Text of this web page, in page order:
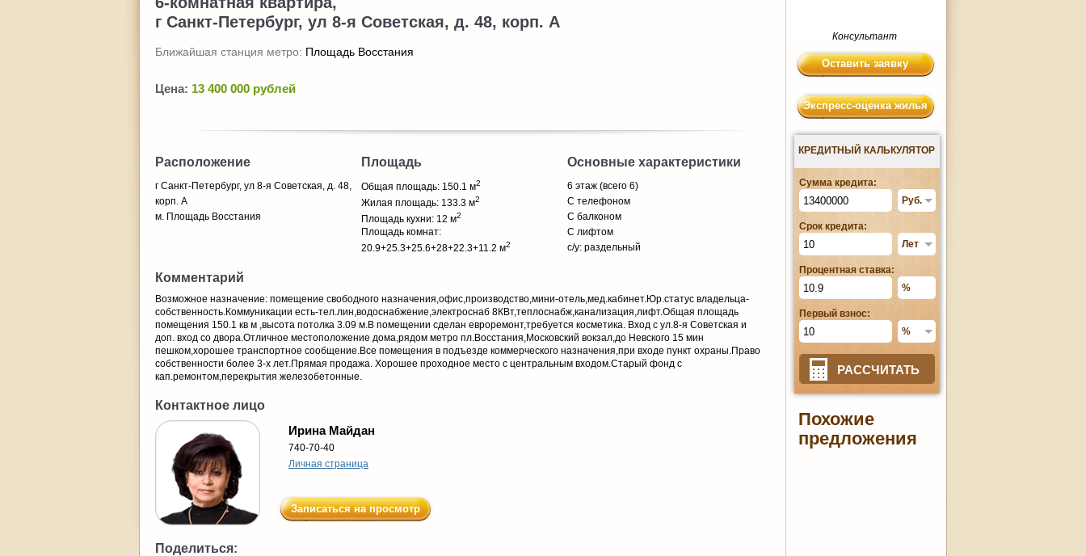
г Санкт-Петербург, ул 8-я Советская, д. 48, корп. А
Ближайшая станция метро: Площадь Восстания
Цена: 13 400 000 рублей
Расположение
г Санкт-Петербург, ул 8-я Советская, д. 48,
корп. А
м. Площадь Восстания
Площадь
Общая площадь: 150.1 м2
Жилая площадь: 133.3 м2
Площадь кухни: 12 м2
Площадь комнат:
20.9+25.3+25.6+28+22.3+11.2 м2
Основные характеристики
6 этаж (всего 6)
С телефоном
С балконом
С лифтом
с/у: раздельный
Комментарий
Возможное назначение: помещение свободного назначения,офис,производство,мини-отель,мед.кабинет.Юр.статус владельца-
собственность.Коммуникации есть-тел.лин,водоснабжение,электроснаб 8КВт,теплоснабж,канализация,лифт.Общая площадь
помещения 150.1 кв м ,высота потолка 3.09 м.В помещении сделан евроремонт,требуется косметика. Вход с ул.8-я Советская и
доп. вход со двора.Отличное местоположение дома,рядом метро пл.Восстания,Московский вокзал,до Невского 15 мин
пешком,хорошее транспортное сообщение.Все помещения в подъезде коммерческого назначения,при входе пункт охраны.Право
собственности более 3-х лет.Прямая продажа. Хорошее проходное место с центральным входом.Старый фонд с
кап.ремонтом,перекрытия железобетонные.
Контактное лицо
Ирина Майдан
740-70-40
Личная страница
Записаться на просмотр
Поделиться:
Консультант
Оставить заявку
Экспресс-оценка жилья
КРЕДИТНЫЙ КАЛЬКУЛЯТОР
Сумма кредита:
Срок кредита:
Процентная ставка:
Первый взнос:
РАССЧИТАТЬ
Похожие
предложения